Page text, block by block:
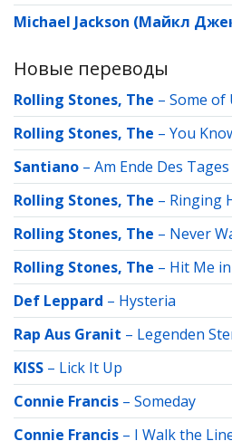
Michael Jackson (Майкл
Новые переводы
Rolling Stones, The – Some of
Rolling Stones, The – You
Santiano – Am Ende Des Tages
Rolling Stones, The – Ringing
Rolling Stones, The – Never
Rolling Stones, The – Hit Me
Def Leppard – Hysteria
Rap Aus Granit – Legenden
KISS – Lick It Up
Connie Francis – Someday
Connie Francis – I Walk the